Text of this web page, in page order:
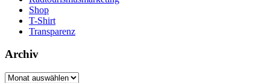
Shop
T-Shirt
Transparenz
Archiv
Archiv